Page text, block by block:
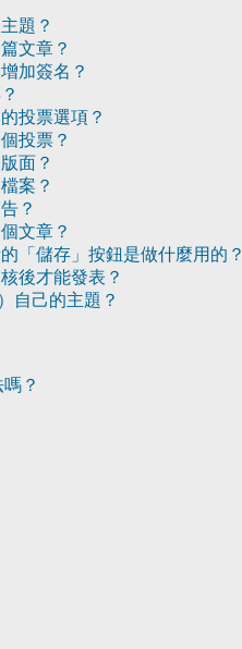
題？
文章？
加簽名？
投票選項？
投票？
面？
案？
？
文章？
「儲存」按鈕是做什麼用的？
後才能發表？
自己的主題？
？